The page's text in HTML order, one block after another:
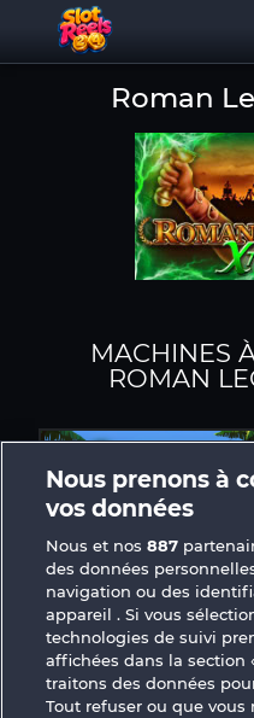
Roman
MACHINES
ROMAN
Mallorca Wilds
Nous prenons à
vos données
Nous et nos887
des données
navigation ou des
appareil . Si vous
technologies de suivi
affichées dans la section
traitons des données
Tout refuser ou que